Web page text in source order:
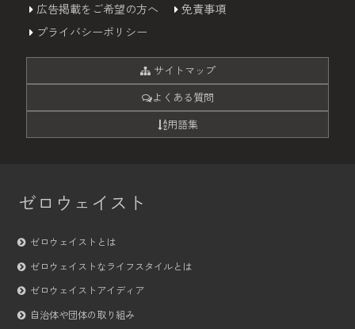
広告掲載をご希望の方へ
免責事項
プライバシーポリシー
サイトマップ
よくある質問
用語集
ゼロウェイスト
ゼロウェイストとは
ゼロウェイストなライフスタイルとは
ゼロウェイストアイディア
自治体や団体の取り組み